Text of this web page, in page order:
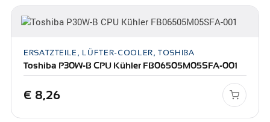
ERSATZTEILE, LÜFTER-COOLER, TOSHIBA
Toshiba P30W-B CPU Kühler FB06505M05SFA-001
€ 8,26